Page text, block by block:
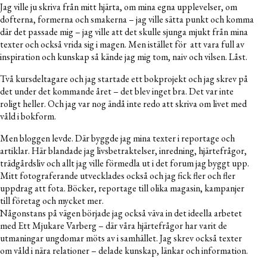
Jag ville ju skriva från mitt hjärta, om mina egna upplevelser, om
dofterna, formerna och smakerna – jag ville sätta punkt och komma
där det passade mig – jag ville att det skulle sjunga mjukt från mina
texter och också vrida sig i magen. Men istället för att vara full av
inspiration och kunskap så kände jag mig tom, naiv och vilsen. Låst.
Två kursdeltagare och jag startade ett bokprojekt och jag skrev på
det under det kommande året – det blev inget bra. Det var inte
roligt heller. Och jag var nog ändå inte redo att skriva om livet med
våld i bokform.
Men bloggen levde. Där byggde jag mina texter i reportage och
artiklar. Här blandade jag livsbetraktelser, inredning, hjärtefrågor,
trädgårdsliv och allt jag ville förmedla ut i det forum jag byggt upp.
Mitt fotograferande utvecklades också och jag fick fler och fler
uppdrag att fota. Böcker, reportage till olika magasin, kampanjer
till företag och mycket mer.
Någonstans på vägen började jag också väva in det ideella arbetet
med Ett Mjukare Varberg – där våra hjärtefrågor har varit de
utmaningar ungdomar möts av i samhället. Jag skrev också texter
om våld i nära relationer – delade kunskap, länkar och information.